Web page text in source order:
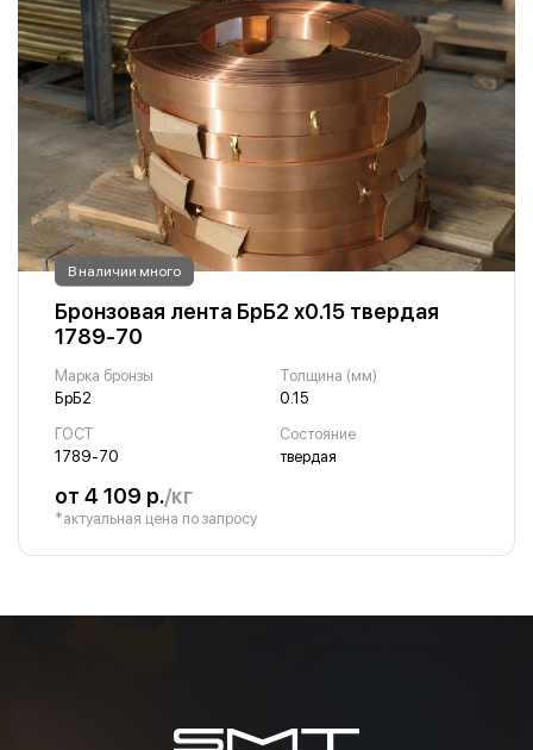
В наличии много
Бронзовая лента БрБ2 х0.15 твердая
1789-70
Марка бронзы
БрБ2
Толщина (мм)
0.15
ГОСТ
1789-70
Состояние
твердая
от 4 109 р./кг
*актуальная цена по запросу